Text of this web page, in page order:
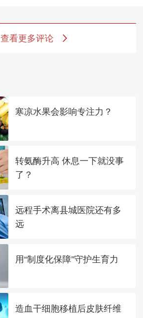
查看更多评论
寒凉水果会影响专注力？
转氨酶升高 休息一下就没事
了？
远程手术离县城医院还有多
远
用“制度化保障”守护生育力
造血干细胞移植后皮肤纤维